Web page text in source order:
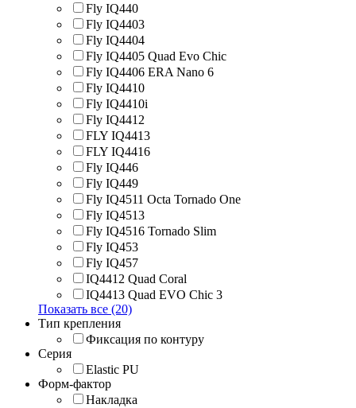
Fly IQ440
Fly IQ4403
Fly IQ4404
Fly IQ4405 Quad Evo Chic
Fly IQ4406 ERA Nano 6
Fly IQ4410
Fly IQ4410i
Fly IQ4412
FLY IQ4413
FLY IQ4416
Fly IQ446
Fly IQ449
Fly IQ4511 Octa Tornado One
Fly IQ4513
Fly IQ4516 Tornado Slim
Fly IQ453
Fly IQ457
IQ4412 Quad Coral
IQ4413 Quad EVO Chic 3
Показать все (20)
Тип крепления
Фиксация по контуру
Серия
Elastic PU
Форм-фактор
Накладка